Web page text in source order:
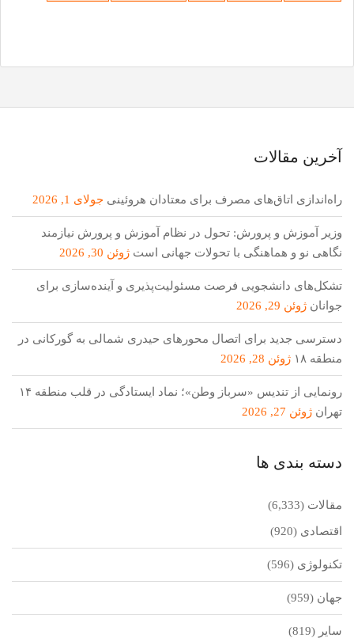
آخرین مقالات
راه‌اندازی اتاق‌های مصرف برای معتادان هروئینی جولای 1, 2026
وزیر آموزش و پرورش: تحول در نظام آموزش و پرورش نیازمند
نگاهی نو و هماهنگی با تحولات جهانی است ژوئن 30, 2026
تشکل‌های دانشجویی فرصت مسئولیت‌پذیری و آینده‌سازی برای
جوانان ژوئن 29, 2026
دسترسی جدید برای اتصال محور‌های حیدری شمالی به گورکانی در
منطقه ۱۸
ژوئن 28, 2026
رونمایی از تندیس «سرباز وطن»؛ نماد ایستادگی در قلب منطقه ۱۴
تهران ژوئن 27, 2026
دسته بندی ها
مقالات (6,333)
اقتصادی (920)
تکنولوژی (596)
جهان (959)
سایر (819)